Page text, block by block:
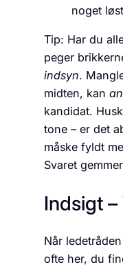
noget
Tip: Har du
peger
indsyn.
midten, kan
kandidat.
tone – er det
måske fyldt
Svaret
Indsigt
Når
ofte her, du